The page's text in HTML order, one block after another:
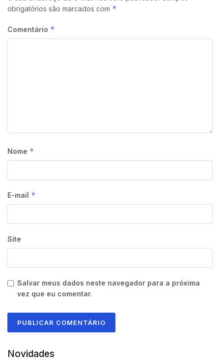
obrigatórios são marcados com *
Comentário *
Nome *
E-mail *
Site
Salvar meus dados neste navegador para a próxima
vez que eu comentar.
Novidades